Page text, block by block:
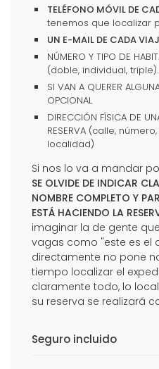
TELÉFONO MÓVIL DE
tenemos que localizar
UN E-MAIL DE CADA
NÚMERO Y TIPO DE
(doble, individual, triple).
SI VAN A QUERER
OPCIONAL
DIRECCIÓN FÍSICA DE
RESERVA (calle,
localidad)
Si nos lo va a mandar
SE OLVIDE DE INDICAR
NOMBRE COMPLETO Y
ESTÁ HACIENDO LA
imaginar la de gente
vagas como "este es el
directamente no pone
tiempo localizar el
claramente todo, lo
su reserva se realizará
Seguro incluido